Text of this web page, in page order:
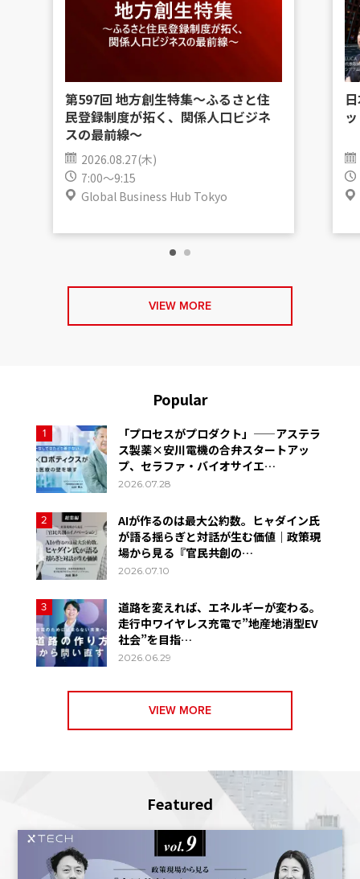
第597回 地方創生特集〜ふるさと住
民登録制度が拓く、関係人口ビジネ
スの最前線〜
2026.08.27(木)
7:00～9:15
Global Business Hub Tokyo
VIEW MORE
Popular
1
「プロセスがプロダクト」——アステラ
ス製薬×安川電機の合弁スタートアッ
プ、セラファ・バイオサイエ…
2026.07.28
2
AIが作るのは最大公約数。ヒャダイン氏
が語る揺らぎと対話が生む価値｜政策現
場から見る『官民共創の…
2026.07.10
3
道路を変えれば、エネルギーが変わる。
走行中ワイヤレス充電で”地産地消型EV
社会”を目指…
2026.06.29
VIEW MORE
Featured